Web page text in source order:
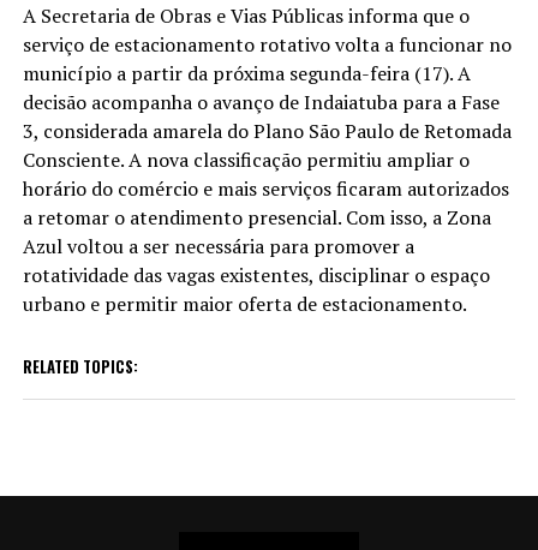
A Secretaria de Obras e Vias Públicas informa que o
serviço de estacionamento rotativo volta a funcionar no
município a partir da próxima segunda-feira (17). A
decisão acompanha o avanço de Indaiatuba para a Fase
3, considerada amarela do Plano São Paulo de Retomada
Consciente. A nova classificação permitiu ampliar o
horário do comércio e mais serviços ficaram autorizados
a retomar o atendimento presencial. Com isso, a Zona
Azul voltou a ser necessária para promover a
rotatividade das vagas existentes, disciplinar o espaço
urbano e permitir maior oferta de estacionamento.
RELATED TOPICS: